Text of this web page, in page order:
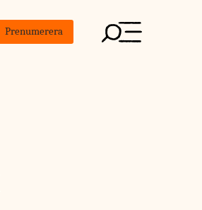
Prenumerera